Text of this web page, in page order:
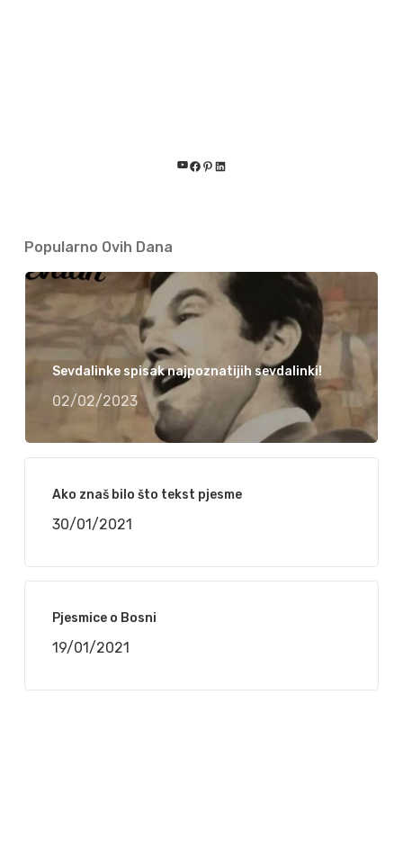
YouTube
Facebook
Pinterest
LinkedIn
Popularno Ovih Dana
Sevdalinke spisak najpoznatijih sevdalinki!
02/02/2023
Ako znaš bilo što tekst pjesme
30/01/2021
Pjesmice o Bosni
19/01/2021